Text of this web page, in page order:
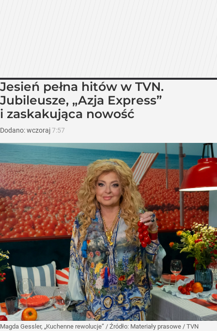
Jesień pełna hitów w TVN.
Jubileusze, „Azja Express”
i zaskakująca nowość
Dodano:wczoraj7:57
Magda Gessler, „Kuchenne rewolucje” / Źródło: Materiały prasowe / TVN